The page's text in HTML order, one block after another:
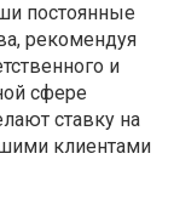
постоянные
рекомендуя
и
сфере
ставку на
клиентами